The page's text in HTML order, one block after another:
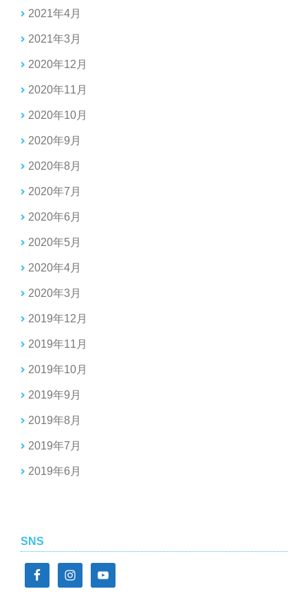
2021年4月
2021年3月
2020年12月
2020年11月
2020年10月
2020年9月
2020年8月
2020年7月
2020年6月
2020年5月
2020年4月
2020年3月
2019年12月
2019年11月
2019年10月
2019年9月
2019年8月
2019年7月
2019年6月
SNS